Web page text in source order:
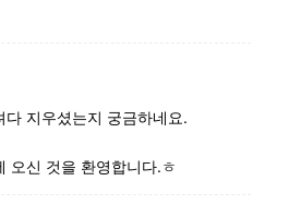
다 지우셨는지 궁금하네요.
오신 것을 환영합니다.ㅎ